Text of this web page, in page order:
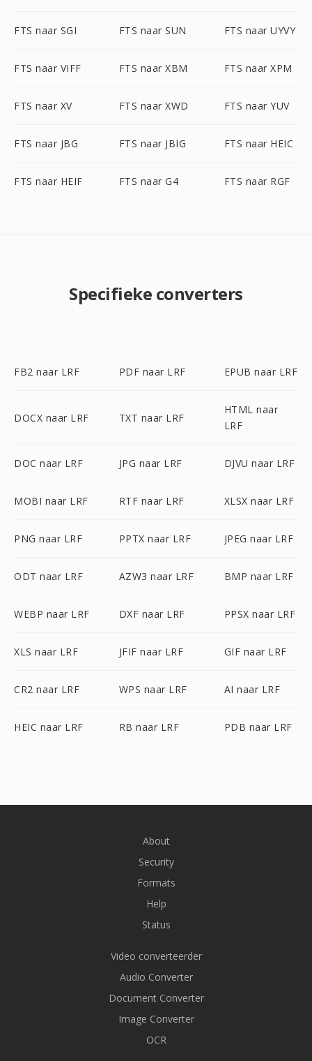
FTS naar SGI FTS naar SUN FTS naar UYVY
FTS naar VIFF FTS naar XBM FTS naar XPM
FTS naar XV FTS naar XWD FTS naar YUV
FTS naar JBG FTS naar JBIG FTS naar HEIC
FTS naar HEIF FTS naar G4 FTS naar RGF
Specifieke converters
FB2 naar LRF PDF naar LRF EPUB naar LRF
DOCX naar LRF TXT naar LRF
HTML naar
LRF
DOC naar LRF JPG naar LRF DJVU naar LRF
MOBI naar LRF RTF naar LRF XLSX naar LRF
PNG naar LRF PPTX naar LRF JPEG naar LRF
ODT naar LRF AZW3 naar LRF BMP naar LRF
WEBP naar LRF DXF naar LRF PPSX naar LRF
XLS naar LRF JFIF naar LRF GIF naar LRF
CR2 naar LRF WPS naar LRF AI naar LRF
HEIC naar LRF RB naar LRF PDB naar LRF
About
Security
Formats
Help
Status
Video converteerder
Audio Converter
Document Converter
Image Converter
OCR